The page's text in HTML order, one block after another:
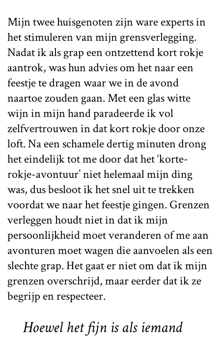
Mijn twee huisgenoten zijn ware experts in
het stimuleren van mijn grensverlegging.
Nadat ik als grap een ontzettend kort rokje
aantrok, was hun advies om het naar een
feestje te dragen waar we in de avond
naartoe zouden gaan. Met een glas witte
wijn in mijn hand paradeerde ik vol
zelfvertrouwen in dat kort rokje door onze
loft. Na een schamele dertig minuten drong
het eindelijk tot me door dat het ‘korte-
rokje-avontuur’ niet helemaal mijn ding
was, dus besloot ik het snel uit te trekken
voordat we naar het feestje gingen. Grenzen
verleggen houdt niet in dat ik mijn
persoonlijkheid moet veranderen of me aan
avonturen moet wagen die aanvoelen als een
slechte grap. Het gaat er niet om dat ik mijn
grenzen overschrijd, maar eerder dat ik ze
begrijp en respecteer.
Hoewel het fijn is als iemand